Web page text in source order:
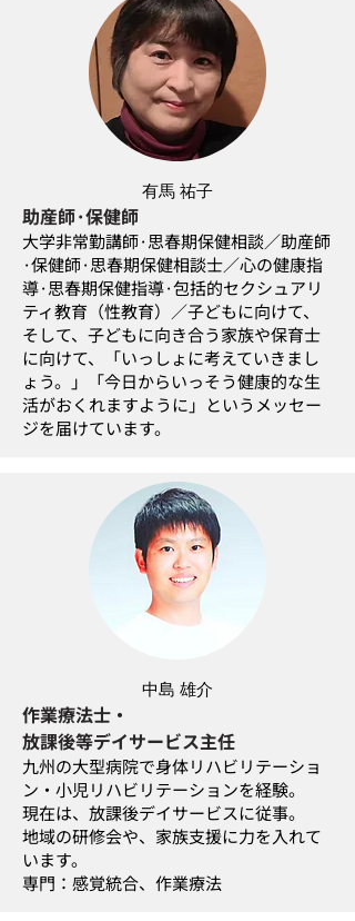
有馬 祐子
助産師·保健師
大学非常勤講師·思春期保健相談／助産師
·保健師·思春期保健相談士／心の健康指
導·思春期保健指導·包括的セクシュアリ
ティ教育（性教育）／子どもに向けて、
そして、子どもに向き合う家族や保育士
に向けて、「いっしょに考えていきまし
ょう。」「今日からいっそう健康的な生
活がおくれますように」というメッセー
ジを届けています。
中島 雄介
作業療法士・
放課後等デイサービス主任
九州の大型病院で身体リハビリテーショ
ン・小児リハビリテーションを経験。
現在は、放課後デイサービスに従事。
地域の研修会や、家族支援に力を入れて
います。
​専門：感覚統合、作業療法